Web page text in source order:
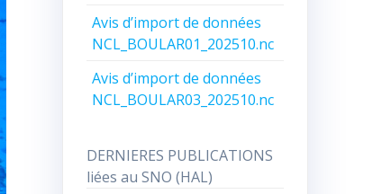
Avis d’import de données
NCL_BOULAR01_202510.nc
Avis d’import de données
NCL_BOULAR03_202510.nc
DERNIERES PUBLICATIONS
liées au SNO (HAL)